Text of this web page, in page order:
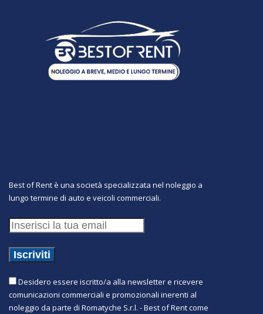
Best of Rent è una società specializzata nel noleggio a
lungo termine di auto e veicoli commerciali.
Desidero essere iscritto/a alla newsletter e ricevere
comunicazioni commerciali e promozionali inerenti al
noleggio da parte di Romatyche S.r.l. - Best of Rent come